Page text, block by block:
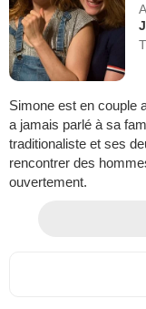
Simone est en couple
a jamais parlé à sa
traditionaliste et ses
rencontrer des
ouvertement.